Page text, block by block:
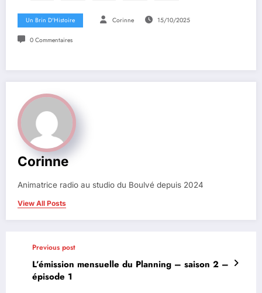
Un Brin D'Histoire Corinne 15/10/2025
0 Commentaires
Corinne
Animatrice radio au studio du Boulvé depuis 2024
View All Posts
Previous post
L’émission mensuelle du Planning – saison 2 –
épisode 1